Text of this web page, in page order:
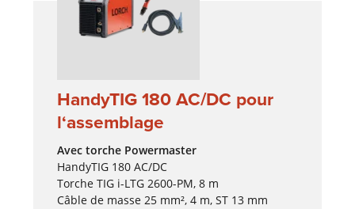
HandyTIG 180 AC/DC pour
l‘assemblage
Avec torche Powermaster
HandyTIG 180 AC/DC
Torche TIG i-LTG 2600-PM, 8 m
Câble de masse 25 mm², 4 m, ST 13 mm